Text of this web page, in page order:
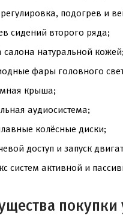
подогрев и
сидений второго ряда;
салона натуральной кожей;
фары головного
крыша;
аудиосистема;
колёсные диски;
доступ и запуск
систем активной и
покупки